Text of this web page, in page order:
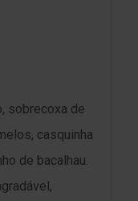
sobrecoxa de
casquinha
de bacalhau.